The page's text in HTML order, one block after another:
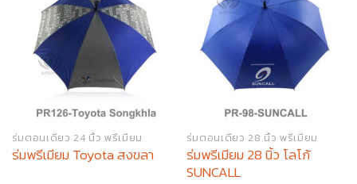
ร่มตอนเดียว 24 นิ้ว พรีเมียม
ร่มพรีเมียม Toyota สงขลา
ร่มตอนเดียว 28 นิ้ว พรีเมียม
ร่มพรีเมียม 28 นิ้ว โลโก้
SUNCALL